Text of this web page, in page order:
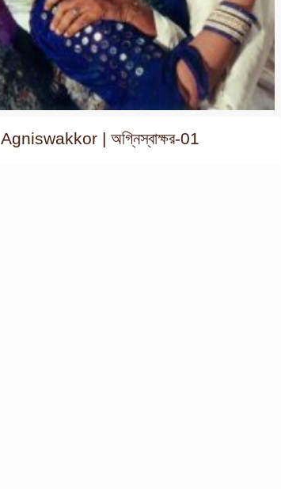
Agniswakkor | অগ্নিস্বাক্ষর-01